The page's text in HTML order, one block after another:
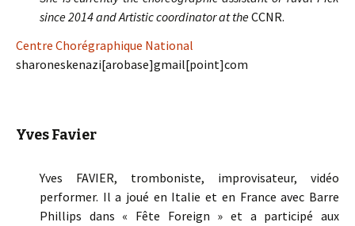
since 2014 and Artistic coordinator at theCCNR.
Centre Chorégraphique National
sharoneskenazi[arobase]gmail[point]com
Yves Favier
Yves FAVIER, tromboniste, improvisateur, vidéo
performer. Il a joué en Italie et en France avec Barre
Phillips dans « Fête Foreign » et a participé aux